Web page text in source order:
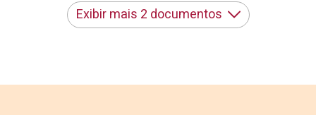
Exibir mais 2 documentos